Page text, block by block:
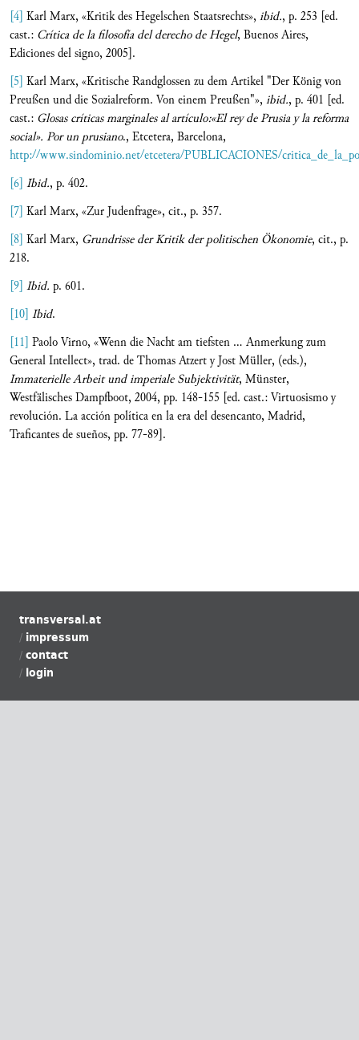
[4] Karl Marx, «Kritik des Hegelschen Staatsrechts», ibid., p. 253 [ed.
cast.: Crítica de la filosofía del derecho de Hegel, Buenos Aires,
Ediciones del signo, 2005].
[5] Karl Marx, «Kritische Randglossen zu dem Artikel "Der König von
Preußen und die Sozialreform. Von einem Preußen"», ibid., p. 401 [ed.
cast.: Glosas críticas marginales al artículo:«El rey de Prusia y la reforma
social». Por un prusiano., Etcetera, Barcelona,
http://www.sindominio.net/etcetera/PUBLICACIONES/
[6] Ibid., p. 402.
[7] Karl Marx, «Zur Judenfrage», cit., p. 357.
[8] Karl Marx, Grundrisse der Kritik der politischen Ökonomie, cit., p.
218.
[9] Ibid. p. 601.
[10] Ibid.
[11] Paolo Virno, «Wenn die Nacht am tiefsten ... Anmerkung zum
General Intellect», trad. de Thomas Atzert y Jost Müller, (eds.),
Immaterielle Arbeit und imperiale Subjektivität, Münster,
Westfälisches Dampfboot, 2004, pp. 148-155 [ed. cast.: Virtuosismo y
revolución. La acción política en la era del desencanto, Madrid,
Traficantes de sueños, pp. 77-89].
transversal.at
impressum
contact
login